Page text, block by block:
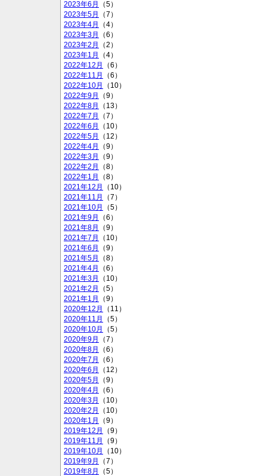
2023年6月
（5）
2023年5月
（7）
2023年4月
（4）
2023年3月
（6）
2023年2月
（2）
2023年1月
（4）
2022年12月
（6）
2022年11月
（6）
2022年10月
（10）
2022年9月
（9）
2022年8月
（13）
2022年7月
（7）
2022年6月
（10）
2022年5月
（12）
2022年4月
（9）
2022年3月
（9）
2022年2月
（8）
2022年1月
（8）
2021年12月
（10）
2021年11月
（7）
2021年10月
（5）
2021年9月
（6）
2021年8月
（9）
2021年7月
（10）
2021年6月
（9）
2021年5月
（8）
2021年4月
（6）
2021年3月
（10）
2021年2月
（5）
2021年1月
（9）
2020年12月
（11）
2020年11月
（5）
2020年10月
（5）
2020年9月
（7）
2020年8月
（6）
2020年7月
（6）
2020年6月
（12）
2020年5月
（9）
2020年4月
（6）
2020年3月
（10）
2020年2月
（10）
2020年1月
（9）
2019年12月
（9）
2019年11月
（9）
2019年10月
（10）
2019年9月
（7）
2019年8月
（5）